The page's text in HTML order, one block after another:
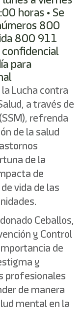
horas • Se
800
800 911
para
Lucha contra
a través de
refrenda
de la salud
de la
de
vida de las
Ceballos,
y Control
de
y
profesionales
de manera
mental en la